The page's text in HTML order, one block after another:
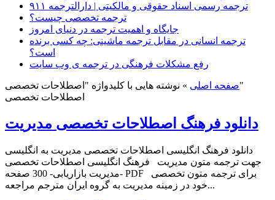
ترجمه رسمی اسناد حقوقی و مالکیتی | دارالترجمه ۹۱۱
ترجمه تخصصی چیست؟
جایگاه و اهمیت ترجمه در دنیای امروز
ترجمه انسانی در مقابل ترجمه ماشینی: چه کسی برنده
است؟
رفع مشکلات فرهنگی در ترجمه ی وب سایت
صفحه اصلی »
نوشته هایی با کلیدواژه "اصطلاحات تخصصی"
اصطلاحات تخصصی
دانلود فرهنگ اصطلاحات تخصصی مدیریت
دانلود فرهنگ انگلیسی اصطلاحات تخصصی مدیریت به انگلیسی
جهت ترجمه متون مدیریت فرهنگ انگلیسی اصطلاحات تخصصی
مدیریت بازاریابی- 300 صفحه- PDF برای ترجمه متون تخصصی
خود در زمینه مدیریت به گروه ایران مترجم مراجعه...